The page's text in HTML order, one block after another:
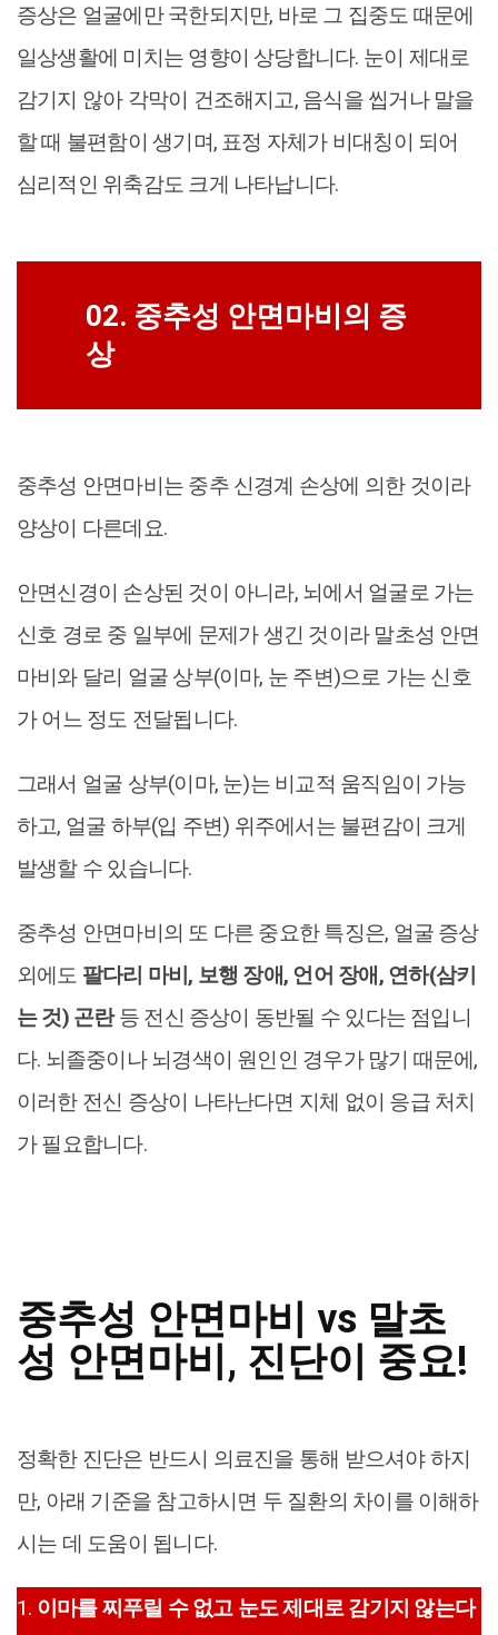
증상은 얼굴에만 국한되지만, 바로 그 집중도 때문에
일상생활에 미치는 영향이 상당합니다. 눈이 제대로
감기지 않아 각막이 건조해지고, 음식을 씹거나 말을
할 때 불편함이 생기며, 표정 자체가 비대칭이 되어
심리적인 위축감도 크게 나타납니다.
02. 중추성 안면마비의 증
상
중추성 안면마비는 중추 신경계 손상에 의한 것이라
양상이 다른데요.
안면신경이 손상된 것이 아니라, 뇌에서 얼굴로 가는
신호 경로 중 일부에 문제가 생긴 것이라 말초성 안면
마비와 달리 얼굴 상부(이마, 눈 주변)으로 가는 신호
가 어느 정도 전달됩니다.
그래서 얼굴 상부(이마, 눈)는 비교적 움직임이 가능
하고, 얼굴 하부(입 주변) 위주에서는 불편감이 크게
발생할 수 있습니다.
중추성 안면마비의 또 다른 중요한 특징은, 얼굴 증상
외에도 팔다리 마비, 보행 장애, 언어 장애, 연하(삼키
는 것) 곤란등 전신 증상이 동반될 수 있다는 점입니
다. 뇌졸중이나 뇌경색이 원인인 경우가 많기 때문에,
이러한 전신 증상이 나타난다면 지체 없이 응급 처치
가 필요합니다.
중추성 안면마비 vs 말초
성 안면마비, 진단이 중요!
정확한 진단은 반드시 의료진을 통해 받으셔야 하지
만, 아래 기준을 참고하시면 두 질환의 차이를 이해하
시는 데 도움이 됩니다.
1. 이마를 찌푸릴 수 없고 눈도 제대로 감기지 않는다